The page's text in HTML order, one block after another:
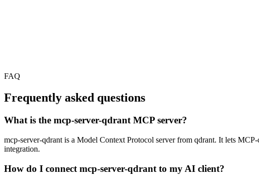
FAQ
Frequently asked questions
What is the mcp-server-qdrant MCP server?
mcp-server-qdrant is a Model Context Protocol server from qdrant. It lets
integration.
How do I connect mcp-server-qdrant to my AI client?